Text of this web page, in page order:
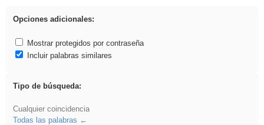
Opciones adicionales:
Mostrar protegidos por contraseña
Incluir palabras similares
Tipo de búsqueda:
Cualquier coincidencia
Todas las palabras